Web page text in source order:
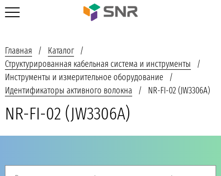
Главная
Каталог
Структурированная кабельная система и инструменты
Инструменты и измерительное оборудование
Идентификаторы активного волокна
NR-FI-02 (JW3306A)
NR-FI-02 (JW3306A)